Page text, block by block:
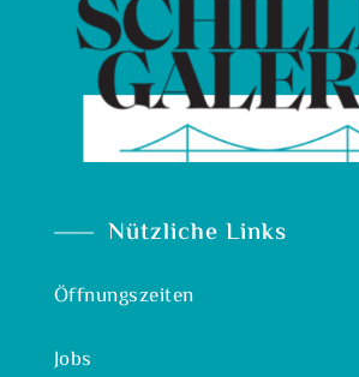
Nützliche Links
Öffnungszeiten
Jobs